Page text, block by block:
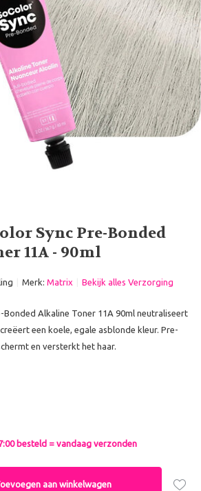
Sync Pre-Bonded
11A - 90ml
Merk: Matrix Bekijk alles Verzorging
Bonded Alkaline Toner 11A 90ml neutraliseert
een koele, egale asblonde kleur. Pre-
en versterkt het haar.
besteld = vandaag verzonden
aan winkelwagen